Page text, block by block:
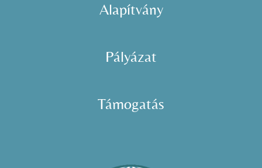
Alapítvány
Pályázat
Támogatás